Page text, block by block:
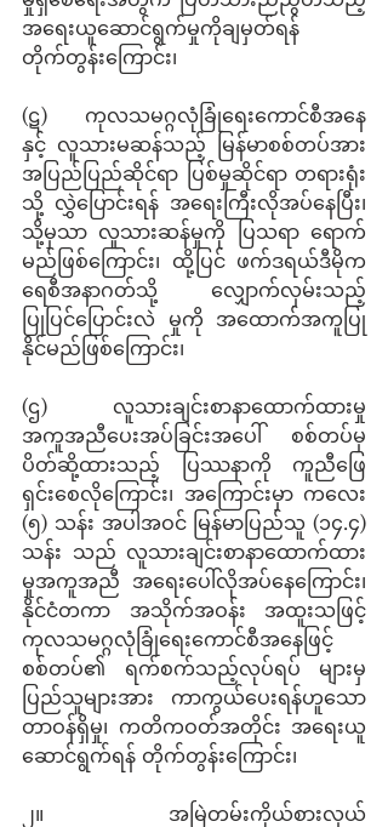
အရေးယူဆောင်ရွက်မှုကိုချမှတ်ရန်
တိုက်တွန်းကြောင်း၊
(ဋ)     ကုလသမဂ္ဂလုံခြုံရေးကောင်စီအနေ
နှင့် လူသားမဆန်သည့် မြန်မာစစ်တပ်အား
အပြည်ပြည်ဆိုင်ရာ ပြစ်မှုဆိုင်ရာ တရားရုံး
သို့ လွှဲပြောင်းရန် အရေးကြီးလိုအပ်နေပြီး၊
သို့မှသာ လူသားဆန်မှုကို ပြသရာ ရောက်
မည်ဖြစ်ကြောင်း၊ ထို့ပြင် ဖက်ဒရယ်ဒီမိုက
ရေစီအနာဂတ်သို့ လျှောက်လှမ်းသည့်
ပြုပြင်ပြောင်းလဲ မှုကို အထောက်အကူပြု
နိုင်မည်ဖြစ်ကြောင်း၊
(ဌ)     လူသားချင်းစာနာထောက်ထားမှု
အကူအညီပေးအပ်ခြင်းအပေါ် စစ်တပ်မှ
ပိတ်ဆို့ထားသည့် ပြဿနာကို ကူညီဖြေ
ရှင်းစေလိုကြောင်း၊ အကြောင်းမှာ ကလေး
(၅) သန်း အပါအဝင် မြန်မာပြည်သူ (၁၄.၄)
သန်း သည် လူသားချင်းစာနာထောက်ထား
မှုအကူအညီ အရေးပေါ်လိုအပ်နေကြောင်း၊
နိုင်ငံတကာ အသိုက်အဝန်း အထူးသဖြင့်
ကုလသမဂ္ဂလုံခြုံရေးကောင်စီအနေဖြင့်
စစ်တပ်၏ ရက်စက်သည့်လုပ်ရပ် များမှ
ပြည်သူများအား ကာကွယ်ပေးရန်ဟူသော
တာဝန်ရှိမှု၊ ကတိကဝတ်အတိုင်း အရေးယူ
ဆောင်ရွက်ရန် တိုက်တွန်းကြောင်း၊
၂။       အမြဲတမ်းကိုယ်စားလှယ်